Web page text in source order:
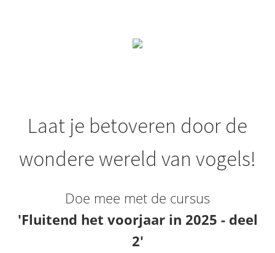
Laat je betoveren door de
wondere wereld van vogels!
Doe mee met de cursus
'Fluitend het voorjaar in 2025 - deel
2'